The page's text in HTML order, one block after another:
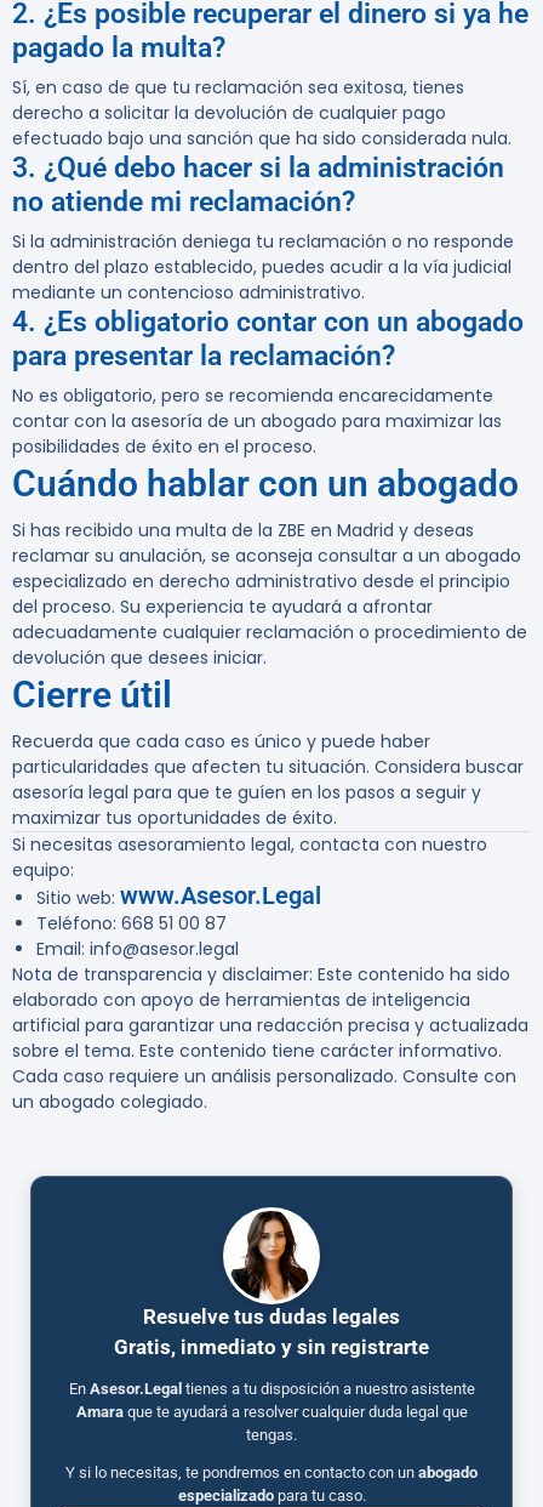
2. ¿Es posible recuperar el dinero si ya he
pagado la multa?
Sí, en caso de que tu reclamación sea exitosa, tienes
derecho a solicitar la devolución de cualquier pago
efectuado bajo una sanción que ha sido considerada nula.
3. ¿Qué debo hacer si la administración
no atiende mi reclamación?
Si la administración deniega tu reclamación o no responde
dentro del plazo establecido, puedes acudir a la vía judicial
mediante un contencioso administrativo.
4. ¿Es obligatorio contar con un abogado
para presentar la reclamación?
No es obligatorio, pero se recomienda encarecidamente
contar con la asesoría de un abogado para maximizar las
posibilidades de éxito en el proceso.
Cuándo hablar con un abogado
Si has recibido una multa de la ZBE en Madrid y deseas
reclamar su anulación, se aconseja consultar a un abogado
especializado en derecho administrativo desde el principio
del proceso. Su experiencia te ayudará a afrontar
adecuadamente cualquier reclamación o procedimiento de
devolución que desees iniciar.
Cierre útil
Recuerda que cada caso es único y puede haber
particularidades que afecten tu situación. Considera buscar
asesoría legal para que te guíen en los pasos a seguir y
maximizar tus oportunidades de éxito.
Si necesitas asesoramiento legal, contacta con nuestro
equipo:
Sitio web: www.Asesor.Legal
Teléfono: 668 51 00 87
Email: info@asesor.legal
Nota de transparencia y disclaimer: Este contenido ha sido
elaborado con apoyo de herramientas de inteligencia
artificial para garantizar una redacción precisa y actualizada
sobre el tema. Este contenido tiene carácter informativo.
Cada caso requiere un análisis personalizado. Consulte con
un abogado colegiado.
Resuelve tus dudas legales
Gratis, inmediato y sin registrarte
En Asesor.Legal tienes a tu disposición a nuestro asistente
Amaraque te ayudará a resolver cualquier duda legal que
tengas.
Y si lo necesitas, te pondremos en contacto con un abogado
especializadopara tu caso.